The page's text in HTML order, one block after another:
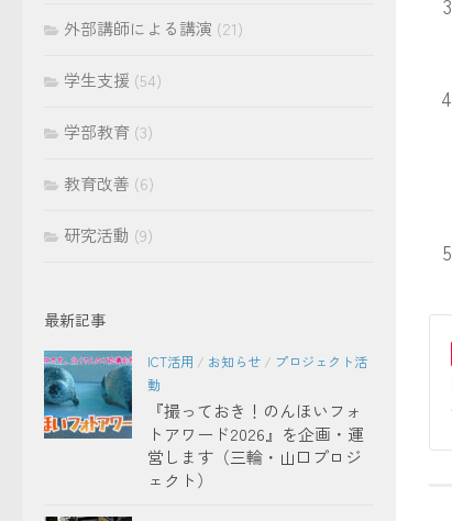
外部講師による講演 (21)
学生支援 (54)
学部教育 (3)
教育改善 (6)
研究活動 (9)
最新記事
ICT活用 / お知らせ / プロジェクト活
動
『撮っておき！のんほいフォ
トアワード2026』を企画・運
営します（三輪・山口プロジ
ェクト）